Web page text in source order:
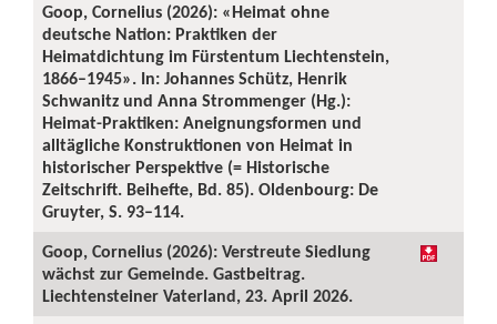
Goop, Cornelius (2026): «Heimat ohne
deutsche Nation: Praktiken der
Heimatdichtung im Fürstentum Liechtenstein,
1866–1945». In: Johannes Schütz, Henrik
Schwanitz und Anna Strommenger (Hg.):
Heimat-Praktiken: Aneignungsformen und
alltägliche Konstruktionen von Heimat in
historischer Perspektive (= Historische
Zeitschrift. Beihefte, Bd. 85). Oldenbourg: De
Gruyter, S. 93–114.
Goop, Cornelius (2026): Verstreute Siedlung
wächst zur Gemeinde. Gastbeitrag.
Liechtensteiner Vaterland, 23. April 2026.